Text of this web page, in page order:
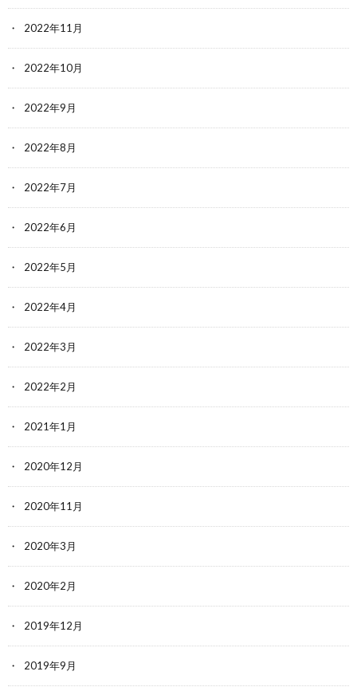
2022年11月
2022年10月
2022年9月
2022年8月
2022年7月
2022年6月
2022年5月
2022年4月
2022年3月
2022年2月
2021年1月
2020年12月
2020年11月
2020年3月
2020年2月
2019年12月
2019年9月